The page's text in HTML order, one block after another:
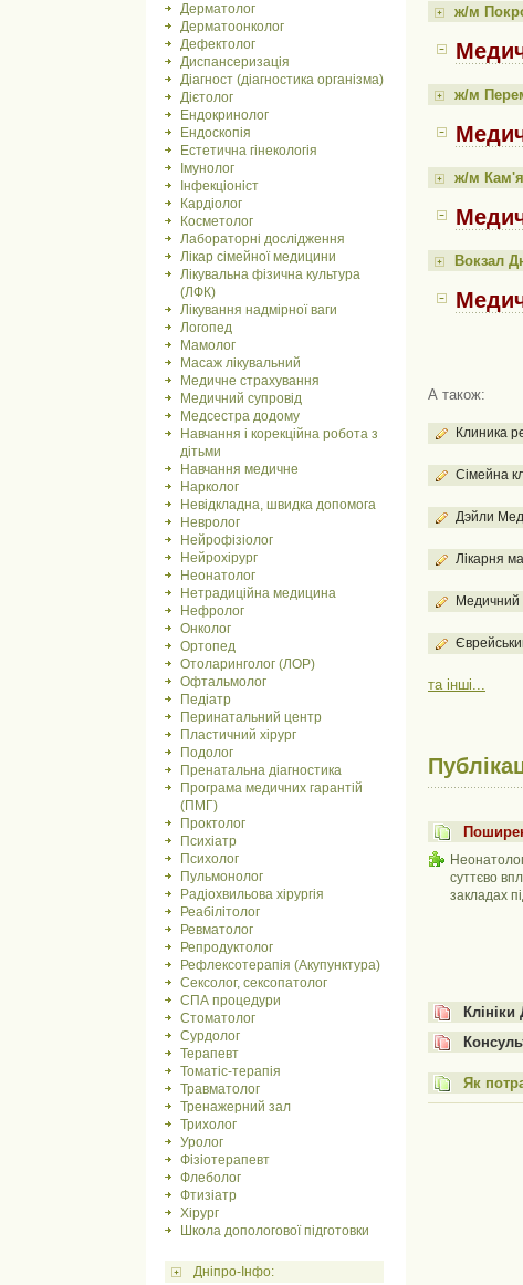
Дерматолог
Дерматоонколог
Дефектолог
Диспансеризація
Діагност (діагностика організма)
Дієтолог
Ендокринолог
Ендоскопія
Естетична гінекологія
Імунолог
Інфекціоніст
Кардіолог
Косметолог
Лабораторні дослідження
Лікар сімейної медицини
Лікувальна фізична культура
(ЛФК)
Лікування надмірної ваги
Логопед
Мамолог
Масаж лікувальний
Медичне страхування
Медичний супровід
Медсестра додому
Навчання і корекційна робота з
дітьми
Навчання медичне
Нарколог
Невідкладна, швидка допомога
Невролог
Нейрофізіолог
Нейрохірург
Неонатолог
Нетрадиційна медицина
Нефролог
Онколог
Ортопед
Отоларинголог (ЛОР)
Офтальмолог
Педіатр
Перинатальний центр
Пластичний хірург
Подолог
Пренатальна діагностика
Програма медичних гарантій
(ПМГ)
Проктолог
Психіатр
Психолог
Пульмонолог
Радіохвильова хірургія
Реабілітолог
Ревматолог
Репродуктолог
Рефлексотерапія (Акупунктура)
Сексолог, сексопатолог
СПА процедури
Стоматолог
Сурдолог
Терапевт
Томатіс-терапія
Травматолог
Тренажерний зал
Трихолог
Уролог
Фізіотерапевт
Флеболог
Фтизіатр
Хірург
Школа допологової підготовки
Дніпро-Інфо:
ж/м
ж/м
ж/м
Вокзал
А також:
Клиника
Сімейна
Дэйли
Лікарня
Медичний
та інші...
суттєво
закладах
Як